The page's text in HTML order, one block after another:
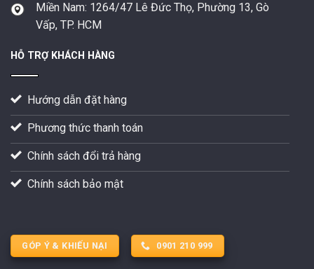
Miền Nam: 1264/47 Lê Đức Thọ, Phường 13, Gò
Vấp, TP. HCM
HỖ TRỢ KHÁCH HÀNG
Hướng dẫn đặt hàng
Phương thức thanh toán
Chính sách đổi trả hàng
Chính sách bảo mật
GÓP Ý & KHIẾU NẠI 0901 210 999